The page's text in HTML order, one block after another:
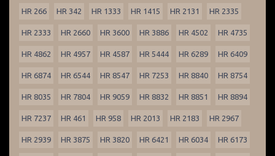
HR 266 HR 342 HR 1333 HR 1415 HR 2131 HR 2335
HR 2333 HR 2660 HR 3600 HR 3886 HR 4502 HR 4735
HR 4862 HR 4957 HR 4587 HR 5444 HR 6289 HR 6409
HR 6874 HR 6544 HR 8547 HR 7253 HR 8840 HR 8754
HR 8035 HR 7804 HR 9059 HR 8832 HR 8851 HR 8894
HR 7237 HR 461 HR 958 HR 2013 HR 2183 HR 2967
HR 2939 HR 3875 HR 3820 HR 6421 HR 6034 HR 6173